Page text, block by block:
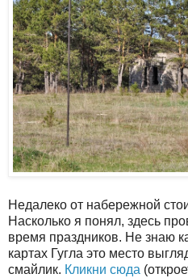
Недалеко от набережной
Насколько я понял, здесь
время праздников. Не знаю
картах Гугла это место
смайлик. Кликни сюда